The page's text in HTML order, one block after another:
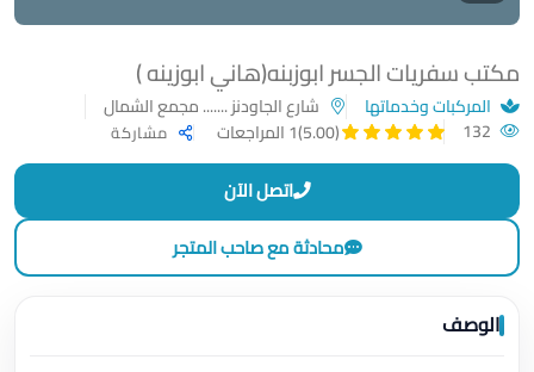
مكتب سفريات الجسر ابوزبنه(هاني ابوزينه )
المركبات وخدماتها
شارع الجاودنز ....... مجمع الشمال
(5.00) 1 المراجعات مشاركة
اتصل الآن
محادثة مع صاحب المتجر
الوصف